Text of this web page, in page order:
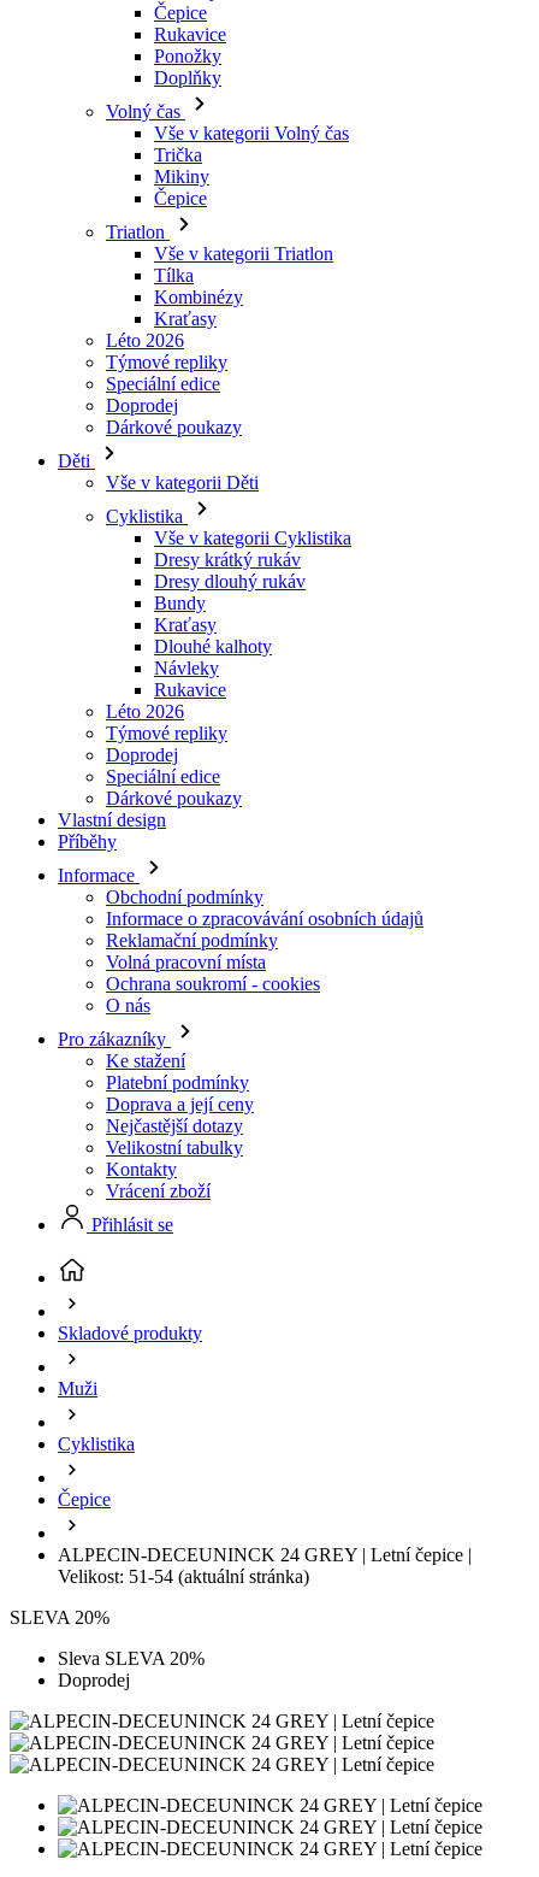
Čepice
Rukavice
Ponožky
Doplňky
Volný čas
Vše v kategorii Volný čas
Trička
Mikiny
Čepice
Triatlon
Vše v kategorii Triatlon
Tílka
Kombinézy
Kraťasy
Léto 2026
Týmové repliky
Speciální edice
Doprodej
Dárkové poukazy
Děti
Vše v kategorii Děti
Cyklistika
Vše v kategorii Cyklistika
Dresy krátký rukáv
Dresy dlouhý rukáv
Bundy
Kraťasy
Dlouhé kalhoty
Návleky
Rukavice
Léto 2026
Týmové repliky
Doprodej
Speciální edice
Dárkové poukazy
Vlastní design
Příběhy
Informace
Obchodní podmínky
Informace o zpracovávání osobních údajů
Reklamační podmínky
Volná pracovní místa
Ochrana soukromí - cookies
O nás
Pro zákazníky
Ke stažení
Platební podmínky
Doprava a její ceny
Nejčastější dotazy
Velikostní tabulky
Kontakty
Vrácení zboží
Přihlásit se
Skladové produkty
Muži
Cyklistika
Čepice
ALPECIN-DECEUNINCK 24 GREY | Letní čepice |
Velikost: 51-54 (aktuální stránka)
SLEVA 20%
Sleva SLEVA 20%
Doprodej